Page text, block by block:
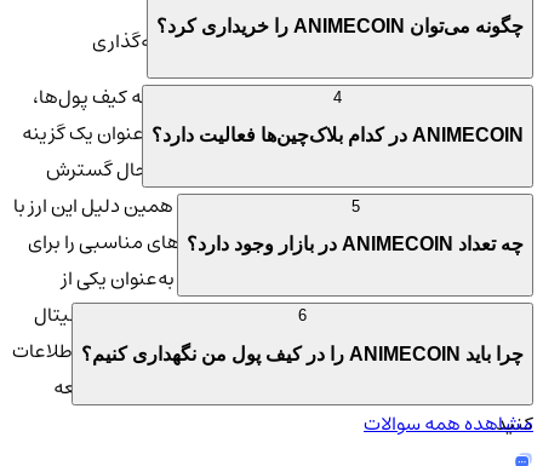
💎 همکاری با پلتفرم‌های مهم و فرصت‌های سرمایه‌گذاری
پلتفرم‌های مختلفی در دنیای ارزهای دیجیتال از جمله کیف پول‌ها،
صرافی‌ها و فروشگاه‌های آنلاین، ارز انیمه کوین را به‌عنوان یک گزینه
پرداخت معتبر پذیرفته‌اند. این پلتفرم‌ها همواره در حال گسترش
دامنه پذیرش خود برای ارز ANIME هستند و به همین دلیل این ارز با
توجه به کاربردهای متنوع خود، می‌تواند فرصت‌های مناسبی را برای
سرمایه‌گذاری فراهم آورد. صرافی کیف پول من به‌عنوان یکی از
پلتفرم‌های معتبر و امن در ایران، امکان خرید و فروش ارز دیجیتال
انیمه کوین را برای کاربران خود فراهم کرده است. برای کسب اطلاعات
بیشتر و شروع به خرید و فروش، به سایت کیف پول من مراجعه
کنید.
چگونه می‌توان ANIMECOIN را خریداری کرد؟
ANIMECOIN در کدام بلاک‌چین‌ها فعالیت دارد؟
چه تعداد ANIMECOIN در بازار وجود دارد؟
چرا باید ANIMECOIN را در کیف پول من نگهداری کنیم؟
مشاهده همه سوالات